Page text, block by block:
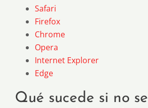
Safari
Firefox
Chrome
Opera
Internet Explorer
Edge
Qué sucede si no se